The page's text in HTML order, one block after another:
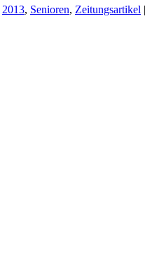
2013, Senioren, Zeitungsartikel |